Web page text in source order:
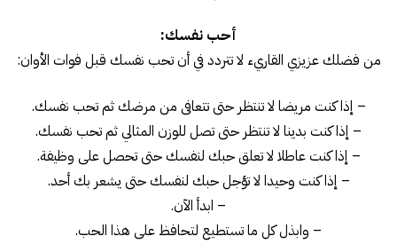
أحب نفسك:
من فضلك عزيزي القاريء لا تتردد في أن تحب نفسك قبل فوات الأوان:
– إذا كنت مريضا لا تنتظر حتى تتعافى من مرضك ثم تحب نفسك.
– إذا كنت بدينا لا تنتظر حتى تصل للوزن المثالي ثم تحب نفسك.
– إذا كنت عاطلا لا تعلق حبك لنفسك حتى تحصل على وظيفة.
– إذا كنت وحيدا لا تؤجل حبك لنفسك حتى يشعر بك أحد.
– ابدأ الآن.
– وابذل كل ما تستطيع لتحافظ على هذا الحب.